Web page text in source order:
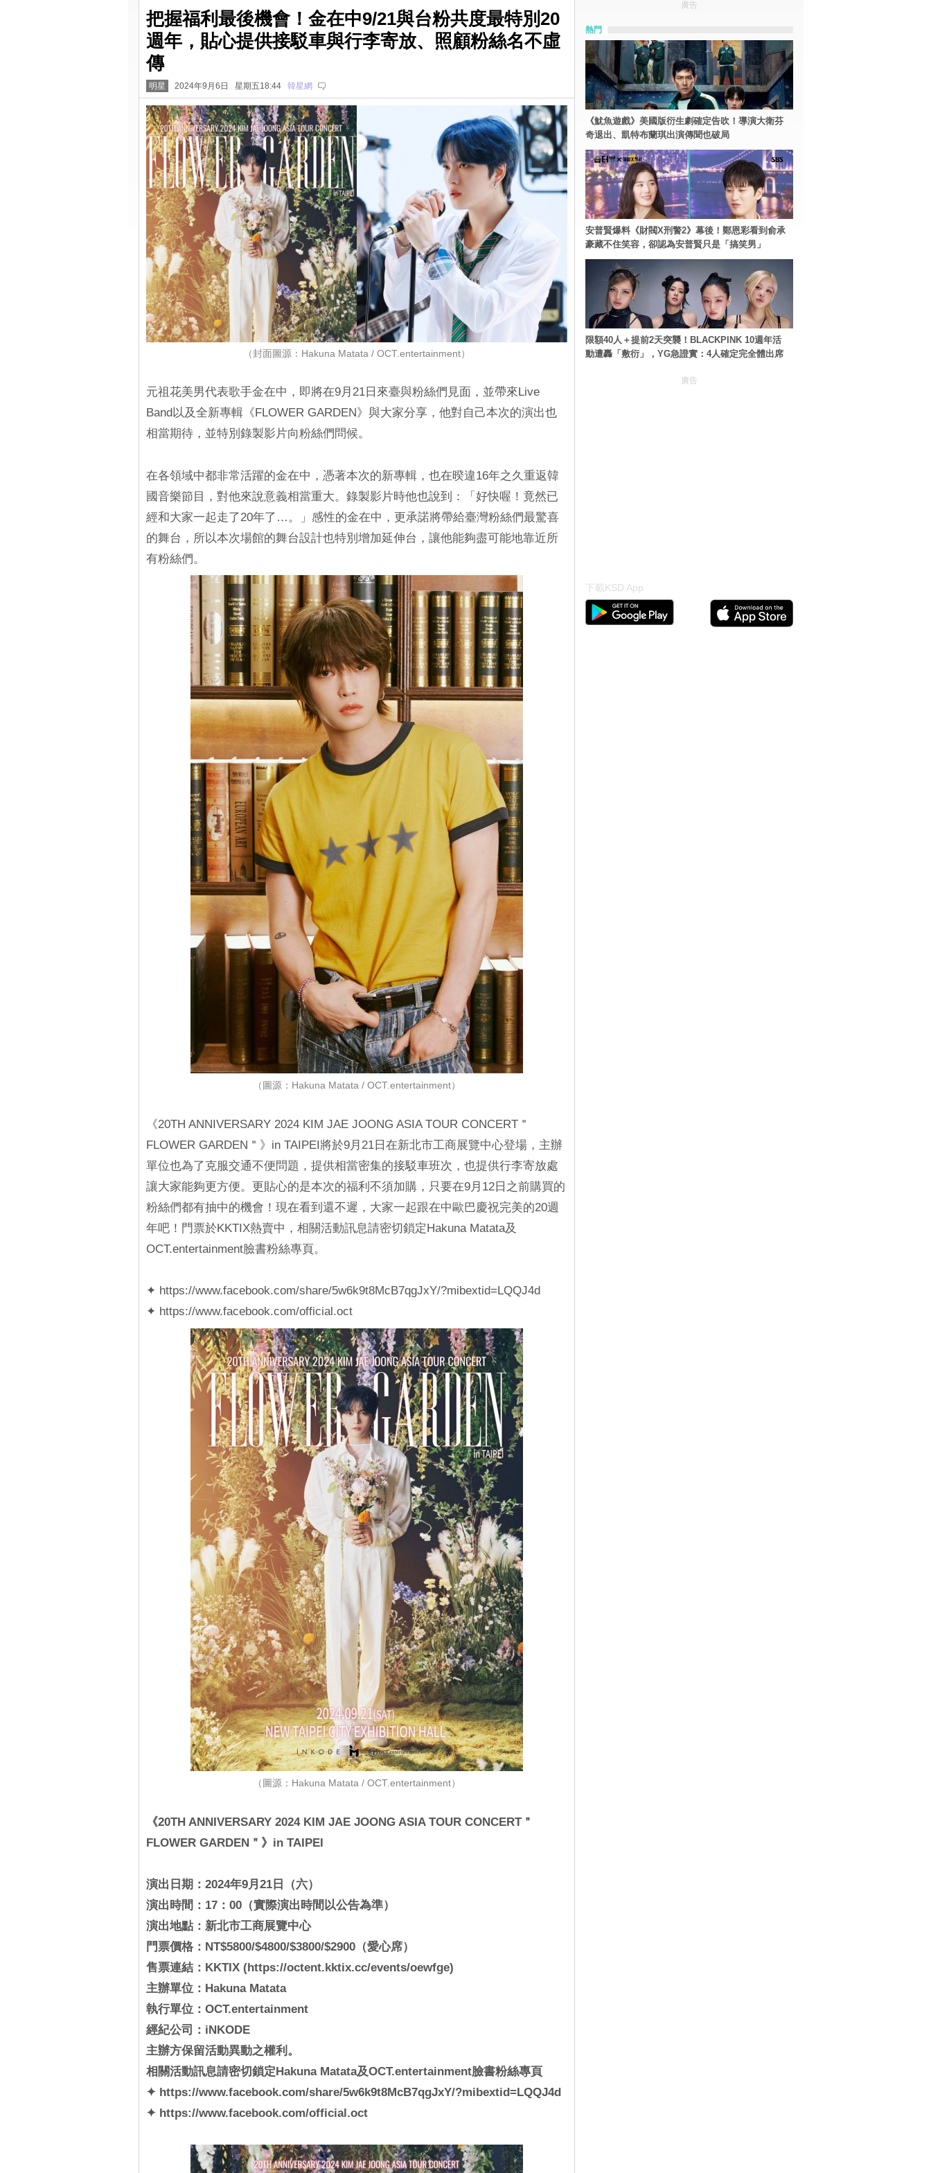
把握福利最後機會！金在中9/21與台粉共度最特別20
週年，貼心提供接駁車與行李寄放、照顧粉絲名不虛
傳
明星 2024年9月6日 星期五18:44 韓星網
（封面圖源：Hakuna Matata / OCT.entertainment）
元祖花美男代表歌手金在中，即將在9月21日來臺與粉絲們見面，並帶來Live
Band以及全新專輯《FLOWER GARDEN》與大家分享，他對自己本次的演出也
相當期待，並特別錄製影片向粉絲們問候。
在各領域中都非常活躍的金在中，憑著本次的新專輯，也在暌違16年之久重返韓
國音樂節目，對他來說意義相當重大。錄製影片時他也說到：「好快喔！竟然已
經和大家一起走了20年了…。」感性的金在中，更承諾將帶給臺灣粉絲們最驚喜
的舞台，所以本次場館的舞台設計也特別增加延伸台，讓他能夠盡可能地靠近所
有粉絲們。
（圖源：Hakuna Matata / OCT.entertainment）
《20TH ANNIVERSARY 2024 KIM JAE JOONG ASIA TOUR CONCERT＂
FLOWER GARDEN＂》in TAIPEI將於9月21日在新北市工商展覽中心登場，主辦
單位也為了克服交通不便問題，提供相當密集的接駁車班次，也提供行李寄放處
讓大家能夠更方便。更貼心的是本次的福利不須加購，只要在9月12日之前購買的
粉絲們都有抽中的機會！現在看到還不遲，大家一起跟在中歐巴慶祝完美的20週
年吧！門票於KKTIX熱賣中，相關活動訊息請密切鎖定Hakuna Matata及
OCT.entertainment臉書粉絲專頁。
✦ https://www.facebook.com/share/5w6k9t8McB7qgJxY/?mibextid=LQQJ4d
✦ https://www.facebook.com/official.oct
（圖源：Hakuna Matata / OCT.entertainment）
《20TH ANNIVERSARY 2024 KIM JAE JOONG ASIA TOUR CONCERT＂
FLOWER GARDEN＂》in TAIPEI
演出日期：2024年9月21日（六）
演出時間：17：00（實際演出時間以公告為準）
演出地點：新北市工商展覽中心
門票價格：NT$5800/$4800/$3800/$2900（愛心席）
售票連結：KKTIX (https://octent.kktix.cc/events/oewfge)
主辦單位：Hakuna Matata
執行單位：OCT.entertainment
經紀公司：iNKODE
主辦方保留活動異動之權利。
相關活動訊息請密切鎖定Hakuna Matata及OCT.entertainment臉書粉絲專頁
✦ https://www.facebook.com/share/5w6k9t8McB7qgJxY/?mibextid=LQQJ4d
✦ https://www.facebook.com/official.oct
廣告
熱門
《魷魚遊戲》美國版衍生劇確定告吹！導演大衛芬
奇退出、凱特布蘭琪出演傳聞也破局
安普賢爆料《財閥X刑警2》幕後！鄭恩彩看到俞承
豪藏不住笑容，卻認為安普賢只是「搞笑男」
限額40人＋提前2天突襲！BLACKPINK 10週年活
動遭轟「敷衍」，YG急證實：4人確定完全體出席
廣告
下載KSD App